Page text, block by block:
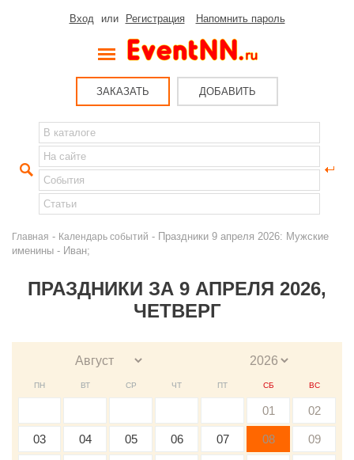
Вход или Регистрация Напомнить пароль
ЗАКАЗАТЬ ДОБАВИТЬ
Главная - Календарь событий - Праздники 9 апреля 2026: Мужские
именины - Иван;
ПРАЗДНИКИ ЗА 9 АПРЕЛЯ 2026,
ЧЕТВЕРГ
ПН ВТ СР ЧТ ПТ СБ ВС
01 02
03 04 05 06 07 08 09